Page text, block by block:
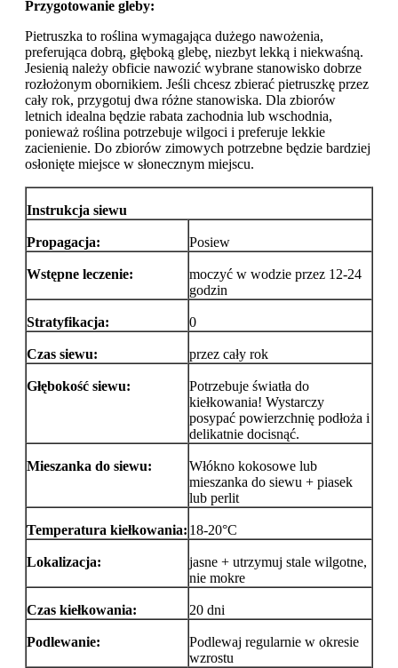
Przygotowanie gleby:
Pietruszka to roślina wymagająca dużego nawożenia,
preferująca dobrą, głęboką glebę, niezbyt lekką i niekwaśną.
Jesienią należy obficie nawozić wybrane stanowisko dobrze
rozłożonym obornikiem. Jeśli chcesz zbierać pietruszkę przez
cały rok, przygotuj dwa różne stanowiska. Dla zbiorów
letnich idealna będzie rabata zachodnia lub wschodnia,
ponieważ roślina potrzebuje wilgoci i preferuje lekkie
zacienienie. Do zbiorów zimowych potrzebne będzie bardziej
osłonięte miejsce w słonecznym miejscu.
Instrukcja siewu
Propagacja: Posiew
Wstępne leczenie:
moczyć w wodzie przez 12-24
godzin
Stratyfikacja: 0
Czas siewu: przez cały rok
Głębokość siewu:
Potrzebuje światła do
kiełkowania! Wystarczy
posypać powierzchnię podłoża i
delikatnie docisnąć.
Mieszanka do siewu:
Włókno kokosowe lub
mieszanka do siewu + piasek
lub perlit
Temperatura kiełkowania: 18-20°C
Lokalizacja:
jasne + utrzymuj stale wilgotne,
nie mokre
Czas kiełkowania: 20 dni
Podlewanie:
Podlewaj regularnie w okresie
wzrostu